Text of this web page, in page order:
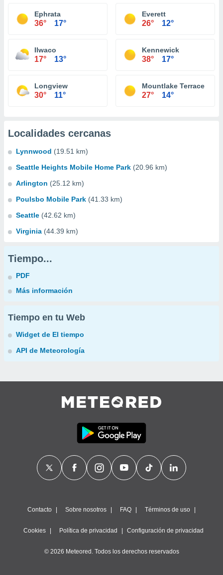
Ephrata
36° 17°
Everett
26° 12°
Ilwaco
17° 13°
Kennewick
38° 17°
Longview
30° 11°
Mountlake Terrace
27° 14°
Localidades cercanas
Lynnwood (19.51 km)
Seattle Heights Mobile Home Park (20.96 km)
Arlington (25.12 km)
Poulsbo Mobile Park (41.33 km)
Seattle (42.62 km)
Virginia (44.39 km)
Tiempo...
PDF
Más información
Tiempo en tu Web
Widget de El tiempo
API de Meteorología
Contacto Sobre nosotros FAQ Términos de uso
Cookies Política de privacidad Configuración de privacidad
© 2026 Meteored. Todos los derechos reservados